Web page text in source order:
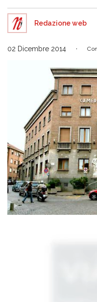
Redazione web
02 Dicembre 2014